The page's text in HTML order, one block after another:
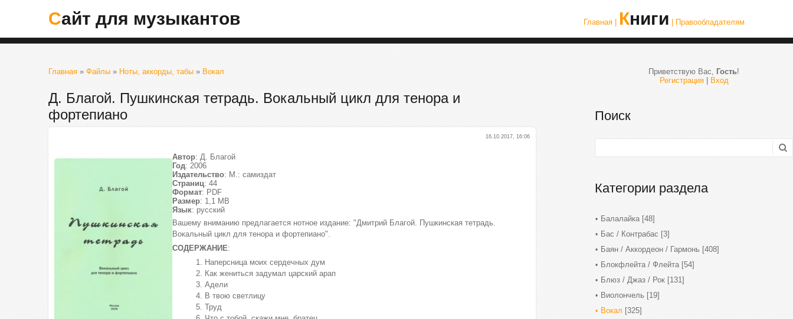
Сайт для музыкантов Главная | Книги | Правообладателям
Главная » Файлы » Ноты, аккорды, табы » Вокал
Д. Благой. Пушкинская тетрадь. Вокальный цикл для тенора и
фортепиано
16.10.2017, 16:06
Автор: Д. Благой
Год: 2006
Издательство: М.: самиздат
Страниц: 44
Формат: PDF
Размер: 1,1 МВ
Язык: русский
Вашему вниманию предлагается нотное издание: "Дмитрий Благой. Пушкинская тетрадь.
Вокальный цикл для тенора и фортепиано".
СОДЕРЖАНИЕ:
1. Наперсница моих сердечных дум
2. Как жениться задумал царский арап
3. Адели
4. В твою светлицу
5. Труд
Приветствую Вас, Гость!
Регистрация| Вход
Поиск
Категории раздела
Балалайка [48]
Бас / Контрабас [3]
Баян / Аккордеон / Гармонь [408]
Блокфлейта / Флейта [54]
Блюз / Джаз / Рок [131]
Виолончель [19]
Вокал [325]